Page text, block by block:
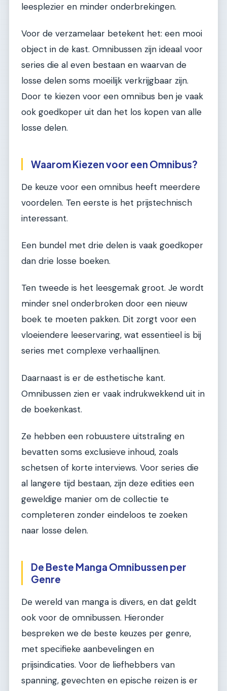
leesplezier en minder onderbrekingen.
Voor de verzamelaar betekent het: een mooi
object in de kast. Omnibussen zijn ideaal voor
series die al even bestaan en waarvan de
losse delen soms moeilijk verkrijgbaar zijn.
Door te kiezen voor een omnibus ben je vaak
ook goedkoper uit dan het los kopen van alle
losse delen.
Waarom Kiezen voor een Omnibus?
De keuze voor een omnibus heeft meerdere
voordelen. Ten eerste is het prijstechnisch
interessant.
Een bundel met drie delen is vaak goedkoper
dan drie losse boeken.
Ten tweede is het leesgemak groot. Je wordt
minder snel onderbroken door een nieuw
boek te moeten pakken. Dit zorgt voor een
vloeiendere leeservaring, wat essentieel is bij
series met complexe verhaallijnen.
Daarnaast is er de esthetische kant.
Omnibussen zien er vaak indrukwekkend uit in
de boekenkast.
Ze hebben een robuustere uitstraling en
bevatten soms exclusieve inhoud, zoals
schetsen of korte interviews. Voor series die
al langere tijd bestaan, zijn deze edities een
geweldige manier om de collectie te
completeren zonder eindeloos te zoeken
naar losse delen.
De Beste Manga Omnibussen per
Genre
De wereld van manga is divers, en dat geldt
ook voor de omnibussen. Hieronder
bespreken we de beste keuzes per genre,
met specifieke aanbevelingen en
prijsindicaties. Voor de liefhebbers van
spanning, gevechten en epische reizen is er